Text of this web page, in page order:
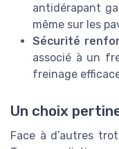
antidérapant
même sur les
Sécurité
associé à un
freinage
Un choix
Face à d’autres